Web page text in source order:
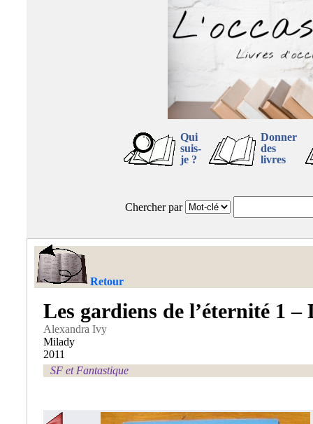
Qui
suis-
je ?
Donner
des
livres
Chercher par
Retour
Les gardiens de l’éternité 1 –
Alexandra Ivy
Milady
2011
SF et Fantastique